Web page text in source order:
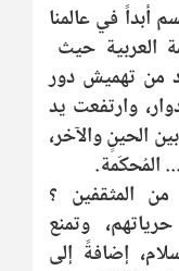
أبداً في عالمنا
العربية حيث
من تهميش دور
وارتفعت يد
الحينٍ والآخر،
المُحكَمة.
المثقفين ؟
وتمنع
إضافةً إلى